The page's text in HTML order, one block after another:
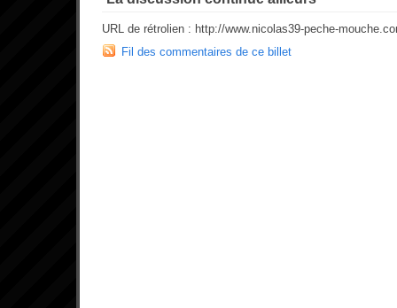
URL de rétrolien : http://www.nicolas39-peche-
Fil des commentaires de ce billet